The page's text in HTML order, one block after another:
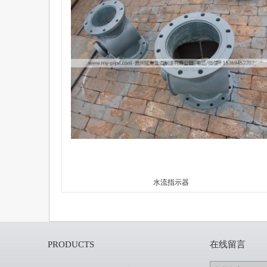
水流指示器
PRODUCTS 在线留言